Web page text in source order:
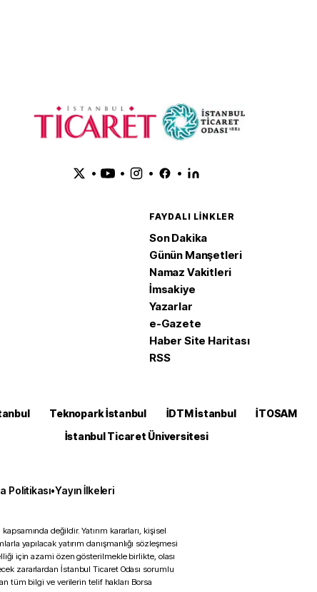
• • • •
FAYDALI LINKLER
Son Dakika
Günün Manşetleri
Namaz Vakitleri
İmsakiye
Yazarlar
e-Gazete
Haber Site Haritası
RSS
Teknopark İstanbul İDTM İstanbul İTOSAM
İstanbul Ticaret Üniversitesi
Politikası•Yayın İlkeleri
değildir. Yatırım kararları, kişisel
yapılacak yatırım danışmanlığı sözleşmesi
için azami özen gösterilmekle birlikte, olası
zararlardan İstanbul Ticaret Odası sorumlu
tüm bilgi ve verilerin telif hakları Borsa